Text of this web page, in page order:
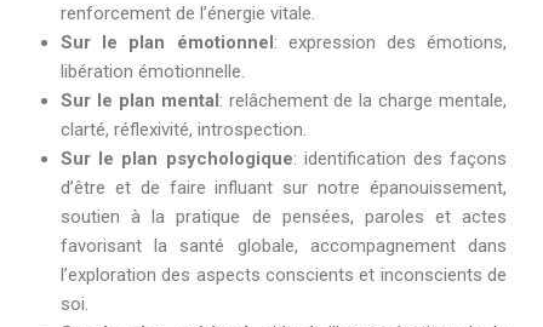
renforcement de l’énergie vitale.
Sur le plan émotionnel: expression des émotions,
libération émotionnelle.
Sur le plan mental: relâchement de la charge mentale,
clarté, réflexivité, introspection.
Sur le plan psychologique: identification des façons
d’être et de faire influant sur notre épanouissement,
soutien à la pratique de pensées, paroles et actes
favorisant la santé globale, accompagnement dans
l’exploration des aspects conscients et inconscients de
soi.